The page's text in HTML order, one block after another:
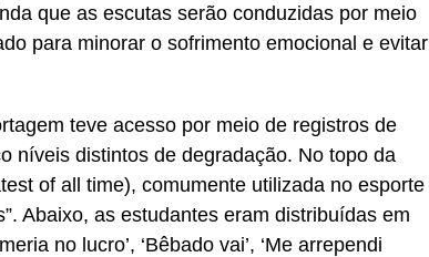
que as escutas serão conduzidas por meio
para minorar o sofrimento emocional e evitar
teve acesso por meio de registros de
níveis distintos de degradação. No topo da
of all time), comumente utilizada no esporte
Abaixo, as estudantes eram distribuídas em
no lucro’, ‘Bêbado vai’, ‘Me arrependi